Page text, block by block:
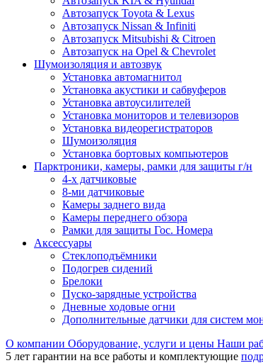
Автозапуск Toyota & Lexus
Автозапуск Nissan & Infiniti
Автозапуск Mitsubishi & Citroen
Автозапуск на Opel & Chevrolet
Шумоизоляция и автозвук
Установка автомагнитол
Установка акустики и сабвуферов
Установка автоусилителей
Установка мониторов и телевизоров
Установка видеорегистраторов
Шумоизоляция
Установка бортовых компьютеров
Парктроники, камеры, рамки для защиты г/н
4-х датчиковые
8-ми датчиковые
Камеры заднего вида
Камеры переднего обзора
Рамки для защиты Гос. Номера
Аксессуары
Стеклоподъёмники
Подогрев сидений
Брелоки
Пуско-зарядные устройства
Дневные ходовые огни
Дополнительные датчики для систем
О компании Оборудование, услуги и цены Наши
5 лет гарантии на все работы и комплектующие